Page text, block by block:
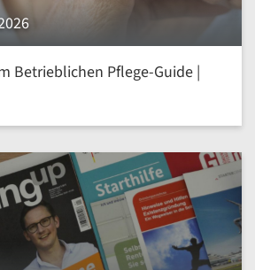
Betrieblichen Pflege-Guide |